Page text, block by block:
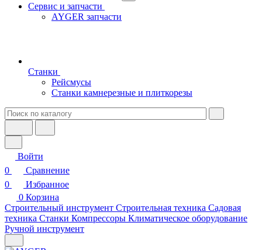
Сервис и запчасти
AYGER запчасти
Станки
Рейсмусы
Станки камнерезные и плиткорезы
Войти
0
Сравнение
0
Избранное
0 Корзина
Строительный инструмент Строительная техника Садовая
техника Станки Компрессоры Климатическое оборудование
Ручной инструмент